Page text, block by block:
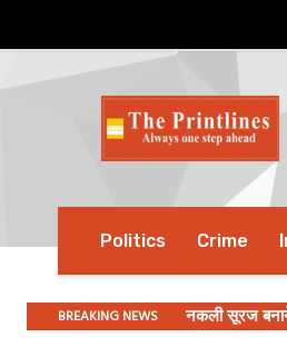
Politics Crime
BREAKING NEWS नकली सूरज